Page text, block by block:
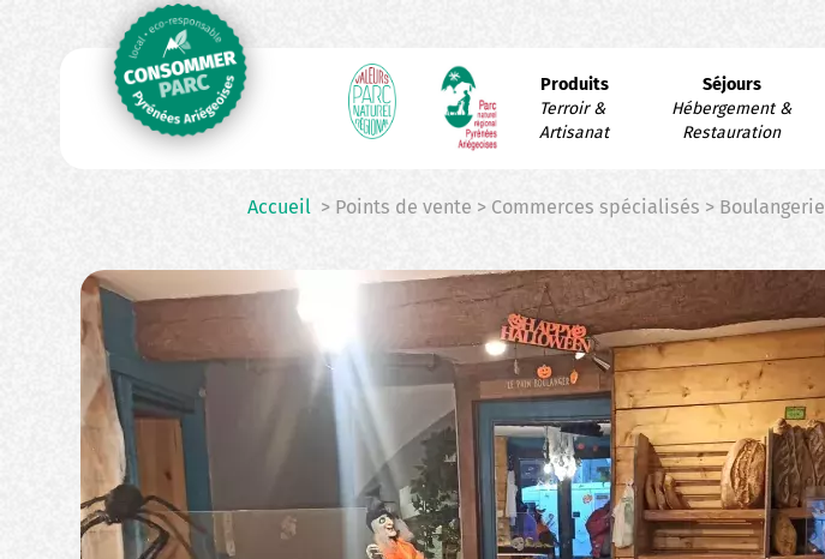
Navigation
principale
Produits
Terroir &
Artisanat
Séjours
Hébergement &
Restauration
Accueil > Points de vente > Commerces spécialisés > Boulangerie